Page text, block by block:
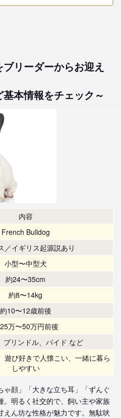
リーダーからお迎え
本情報をチェック～
内容
French Bulldog
／イギリス起源説あり
小型〜中型犬
約24〜35cm
約8〜14kg
約10〜12歳前後
万〜50万円前後
ブリンドル、パイド など
遊び好きで人懐こい、一緒に暮ら
しやすい
ゃ顔」「大きな立ち耳」「ずんぐ
。明るく社交的で、飼い主や家族
えん坊な性格が魅力です。無駄吠